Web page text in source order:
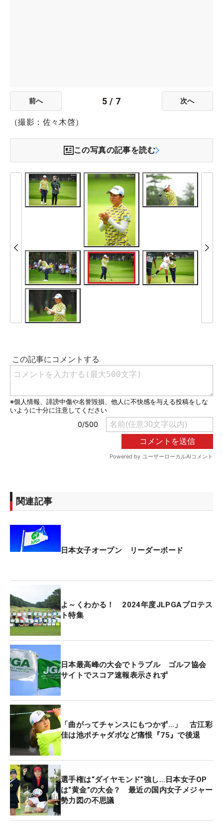
前へ 5 / 7 次へ
（撮影：佐々木啓）
この写真の記事を読む
関連記事
日本女子オープン リーダーボード
よ～くわかる！ 2024年度JLPGAプロテス
ト特集
日本最高峰の大会でトラブル ゴルフ協会
サイトでスコア速報表示されず
「曲がってチャンスにもつかず…」 古江彩
佳は池ポチャダボなど痛恨『75』で後退
選手権は“ダイヤモンド”強し…日本女子OP
は“黄金”の大会？ 最近の国内女子メジャー
勢力図の不思議